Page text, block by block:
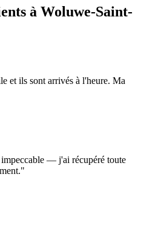
à Woluwe-Saint-
et ils sont arrivés à l'heure. Ma
— j'ai récupéré toute
"